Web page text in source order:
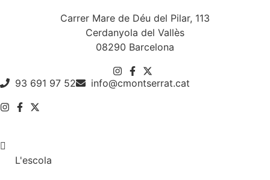
Carrer Mare de Déu del Pilar, 113
Cerdanyola del Vallès
08290 Barcelona
93 691 97 52 info@cmontserrat.cat
L'escola